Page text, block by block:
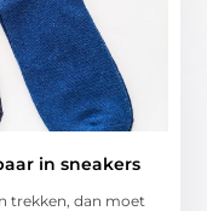
in sneakers
trekken, dan moet